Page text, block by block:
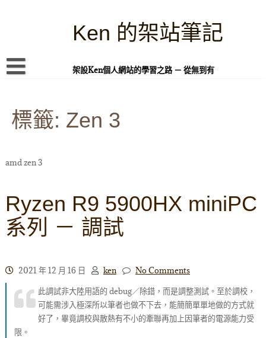
Ken 的架站筆記
架設Ken個人網站的學習之路 － 從無到有
本站簡介
案例專題
PHP 語言
頁面練習
標籤: Zen 3
amd zen 3
Ryzen R9 5900HX miniPC
系列 － 調試
2021 年 12 月 16 日 ken
No Comments
此調試非大陸用語的 debug／除錯，而是調整測試。至於調校，
可能需涉入極深所以筆者也做不下去，能簡簡單單地做的方式就
好了，畢竟調校與散熱有不小的牽聯再加上因筆者的電源能力受
限。